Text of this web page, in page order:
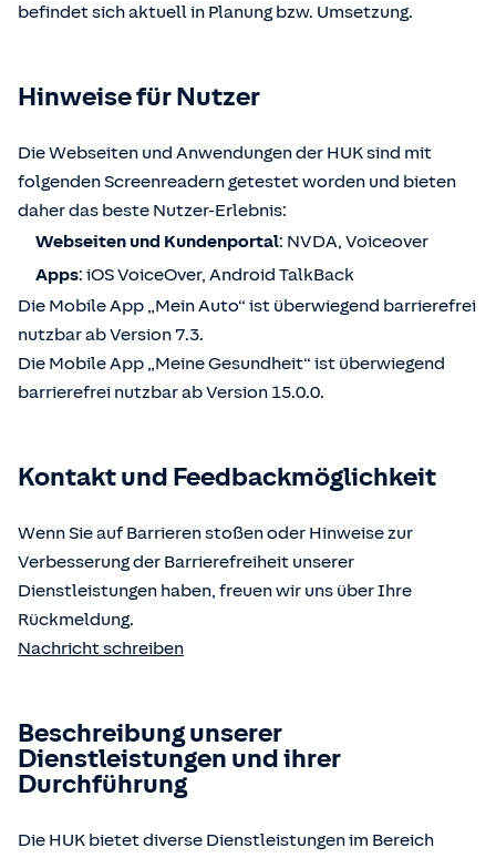
befindet sich aktuell in Planung bzw. Umsetzung.
Hinweise für Nutzer
Die Webseiten und Anwendungen der HUK sind mit
folgenden Screenreadern getestet worden und bieten
daher das beste Nutzer-Erlebnis:
Webseiten und Kundenportal: NVDA, Voiceover
Apps: iOS VoiceOver, Android TalkBack
Die Mobile App „Mein Auto“ ist überwiegend barrierefrei
nutzbar ab Version 7.3.
Die Mobile App „Meine Gesundheit“ ist überwiegend
barrierefrei nutzbar ab Version 15.0.0.
Kontakt und Feedbackmöglichkeit
Wenn Sie auf Barrieren stoßen oder Hinweise zur
Verbesserung der Barrierefreiheit unserer
Dienstleistungen haben, freuen wir uns über Ihre
Rückmeldung.
Nachricht schreiben
Beschreibung unserer
Dienstleistungen und ihrer
Durchführung
Die HUK bietet diverse Dienstleistungen im Bereich